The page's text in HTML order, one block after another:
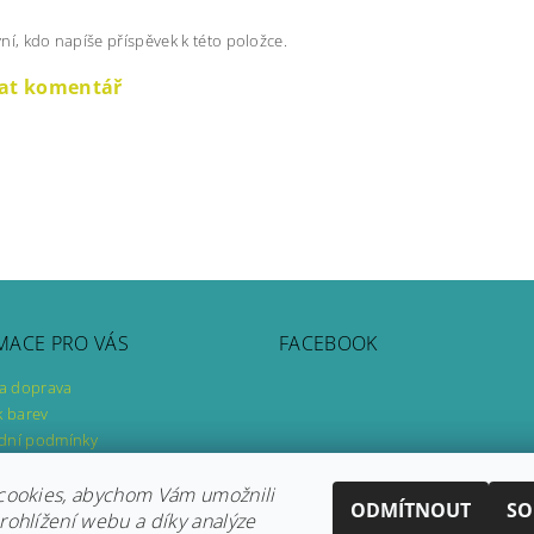
kdo napíše příspěvek k této položce.
komentář
PRO VÁS
doprava
barev
podmínky
pro odstoupení od smlouvy
pro uplatnění reklamace
FACEBOOK
abychom Vám umožnili
webu a díky analýze
ODMÍTNOUT